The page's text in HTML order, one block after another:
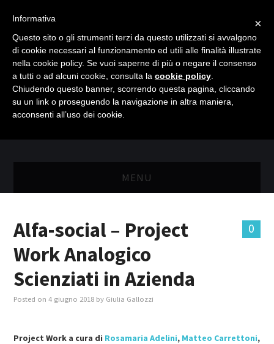
MENU
MASTER MARKETING & RETAIL
SCIENZIATI IN AZIENDA
MASTER IN FOOD & BEVERAGE
GIURISTI IN AZIENDA
0
Alfa-social – Project
Work Analogico
Scienziati in Azienda
Posted on4 giugno 2018 by Giulia Gallozzi
Project Work a cura di Rosamaria Adelini, Matteo Carrettoni,
×
Informativa
Questo sito o gli strumenti terzi da questo utilizzati si avvalgono
di cookie necessari al funzionamento ed utili alle finalità illustrate
nella cookie policy. Se vuoi saperne di più o negare il consenso
a tutti o ad alcuni cookie, consulta la cookie policy
Chiudendo questo banner, scorrendo questa pagina, cliccando
su un link o proseguendo la navigazione in altra maniera,
acconsenti all’uso dei cookie.